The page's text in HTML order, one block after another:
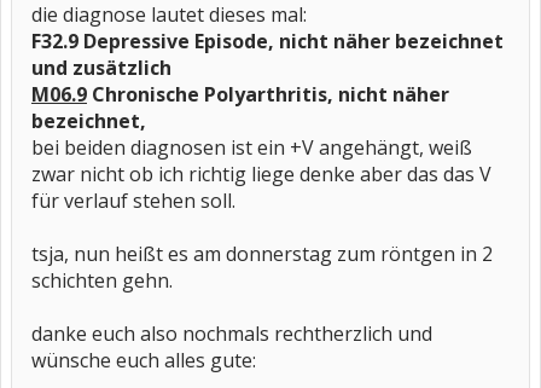
die diagnose lautet dieses mal:
F32.9 Depressive Episode, nicht näher bezeichnet
und zusätzlich
M06.9 Chronische Polyarthritis, nicht näher
bezeichnet,
bei beiden diagnosen ist ein +V angehängt, weiß
zwar nicht ob ich richtig liege denke aber das das V
für verlauf stehen soll.
tsja, nun heißt es am donnerstag zum röntgen in 2
schichten gehn.
danke euch also nochmals rechtherzlich und
wünsche euch alles gute: